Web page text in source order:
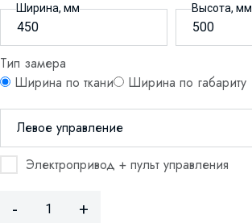
Ширина, мм Высота, мм
Тип замера
Ширина по ткани
Ширина по габариту
Левое управление
Электропривод + пульт управления
- +